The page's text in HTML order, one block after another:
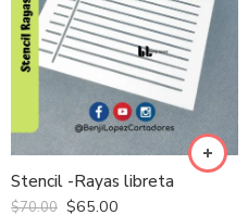
Stencil -Rayas libreta
$70.00 $65.00